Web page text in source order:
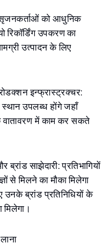
को आधुनिक
रिकॉर्डिंग उपकरण का
उत्पादन के लिए
इन्फ्रास्ट्रक्चर:
स्थान उपलब्ध होंगे जहाँ
वातावरण में काम कर सकते
ब्रांड साझेदारी: प्रतिभागियों
से मिलने का मौका मिलेगा
ब्रांड प्रतिनिधियों के